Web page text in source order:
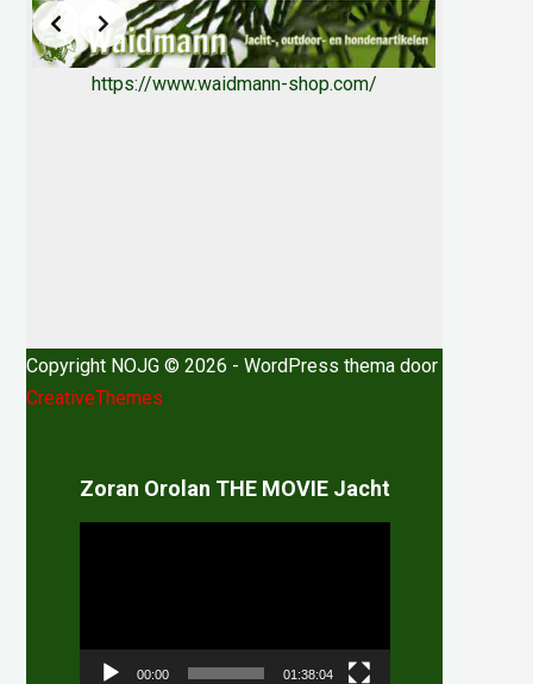
https://www.waidmann-shop.com/
Copyright NOJG © 2026 - WordPress thema door
CreativeThemes
Zoran Orolan THE MOVIE Jacht
00:00 01:38:04